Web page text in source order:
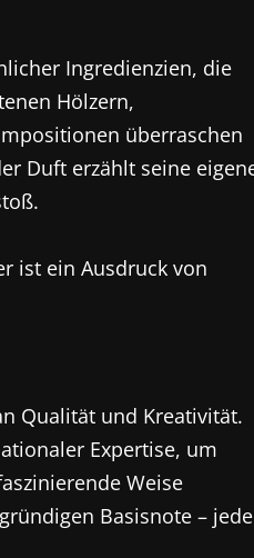
Ingredienzien, die
Hölzern,
überraschen
Duft erzählt seine
ist ein Ausdruck von
Qualität und Kreativität.
Expertise, um
Weise
Basisnote –